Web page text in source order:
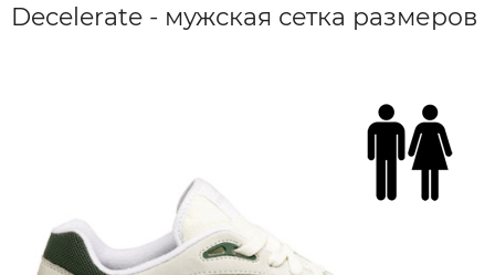
Decelerate - мужская сетка размеров